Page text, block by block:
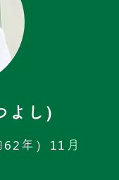
し）
年）11月